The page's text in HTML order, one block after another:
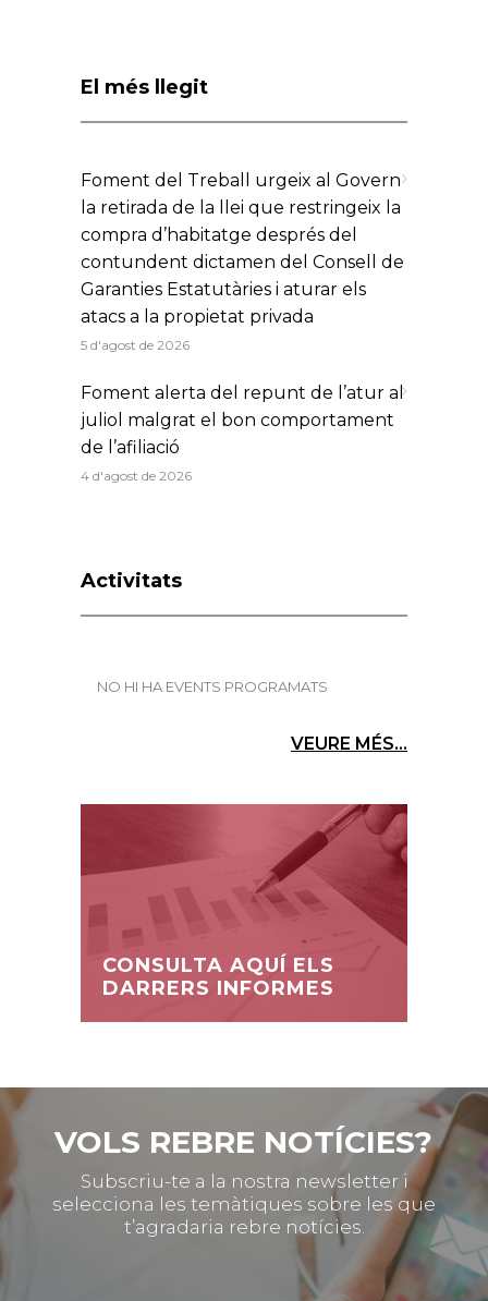
El més llegit
Foment del Treball urgeix al Govern
la retirada de la llei que restringeix la
compra d’habitatge després del
contundent dictamen del Consell de
Garanties Estatutàries i aturar els
atacs a la propietat privada
5 d'agost de 2026
Foment alerta del repunt de l’atur al
juliol malgrat el bon comportament
de l’afiliació
4 d'agost de 2026
Activitats
NO HI HA EVENTS PROGRAMATS
VEURE MÉS...
CONSULTA AQUÍ ELS
DARRERS INFORMES
VOLS REBRE NOTÍCIES?
Subscriu-te a la nostra newsletter i
selecciona les temàtiques sobre les que
t’agradaria rebre notícies.